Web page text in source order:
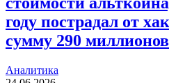
году пострадал от
сумму 290
Аналитика